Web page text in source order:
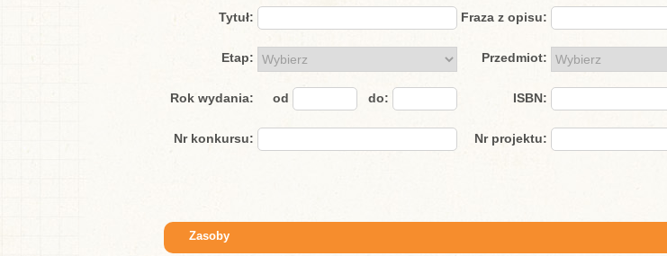
Tytuł: Fraza z opisu:
Etap: Przedmiot:
Rok wydania: od do: ISBN:
Nr konkursu: Nr projektu:
Zasoby